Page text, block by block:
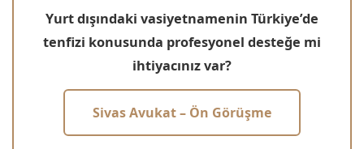
Yurt dışındaki vasiyetnamenin Türkiye’de
tenfizi konusunda profesyonel desteğe mi
ihtiyacınız var?
Sivas Avukat – Ön Görüşme